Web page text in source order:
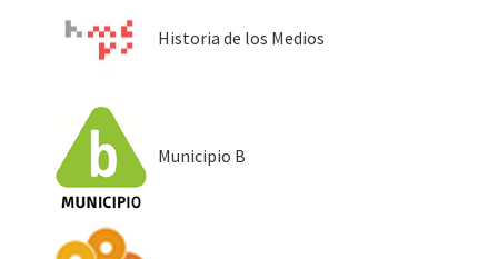
Historia de los Medios
Municipio B